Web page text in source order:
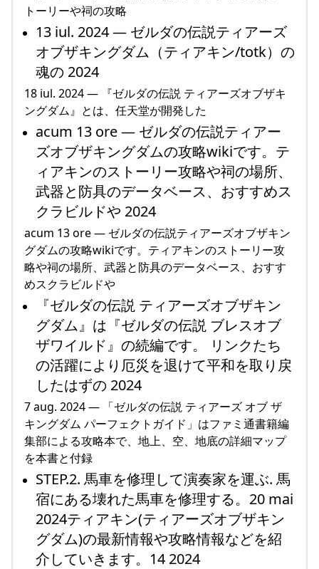
トーリーや祠の攻略
13 iul. 2024 — ゼルダの伝説ティアーズ
オブザキングダム（ティアキン/totk）の
魂の 2024
18 iul. 2024 — 『ゼルダの伝説 ティアーズオブザキ
ングダム』とは、任天堂が開発した
acum 13 ore — ゼルダの伝説ティアー
ズオブザキングダムの攻略wikiです。テ
ィアキンのストーリー攻略や祠の場所、
武器と防具のデータベース、おすすめス
クラビルドや 2024
acum 13 ore — ゼルダの伝説ティアーズオブザキン
グダムの攻略wikiです。ティアキンのストーリー攻
略や祠の場所、武器と防具のデータベース、おすす
めスクラビルドや
『ゼルダの伝説 ティアーズオブザキン
グダム』は『ゼルダの伝説 ブレスオブ
ザワイルド』の続編です。 リンクたち
の活躍により厄災を退けて平和を取り戻
したはずの 2024
7 aug. 2024 — 「ゼルダの伝説 ティアーズ オブ ザ
キングダム パーフェクトガイド」はファミ通書籍編
集部による攻略本で、地上、空、地底の詳細マップ
を本書と付録
STEP.2. 馬車を修理して演奏家を運ぶ. 馬
宿にある壊れた馬車を修理する。20 mai
2024ティアキン(ティアーズオブザキン
グダム)の最新情報や攻略情報などを紹
介していきます。14 2024